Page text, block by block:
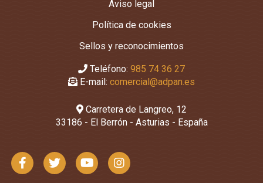
Aviso legal
Política de cookies
Sellos y reconocimientos
Teléfono: 985 74 36 27
E-mail: comercial@adpan.es
Carretera de Langreo, 12
33186 - El Berrón - Asturias - España